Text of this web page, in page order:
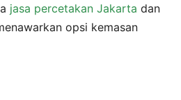
jasa percetakan Jakarta dan
opsi kemasan